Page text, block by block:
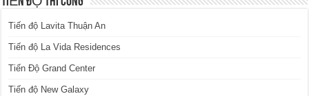
Tiến độ Lavita Thuận An
Tiến độ La Vida Residences
Tiến Độ Grand Center
Tiến độ New Galaxy